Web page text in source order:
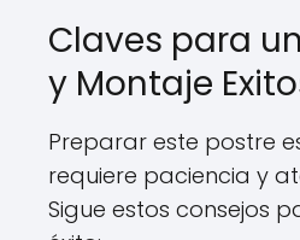
Claves para
y Montaje
Preparar este postre
requiere paciencia y
Sigue estos consejos